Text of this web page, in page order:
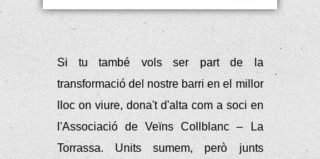
Si tu també vols ser part de la
transformació del nostre barri en el millor
lloc on viure, dona't d'alta com a soci en
l'Associació de Veïns Collblanc – La
Torrassa. Units sumem, però junts